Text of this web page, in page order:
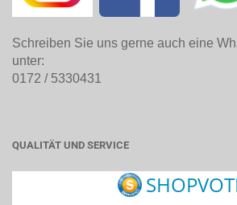
Schreiben Sie uns gerne auch eine
unter:
0172 / 5330431
QUALITÄT UND SERVICE